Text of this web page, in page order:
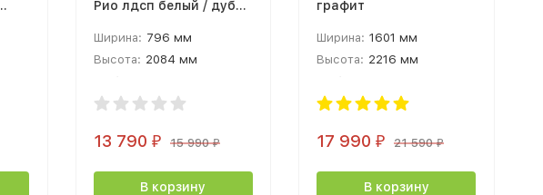
Рио лдсп белый / дуб
Ширина: 796 мм
Высота: 2084 мм
13 790 ₽ 15 990₽
В корзину
графит
Ширина: 1601 мм
Высота: 2216 мм
17 990 ₽ 21 590₽
В корзину